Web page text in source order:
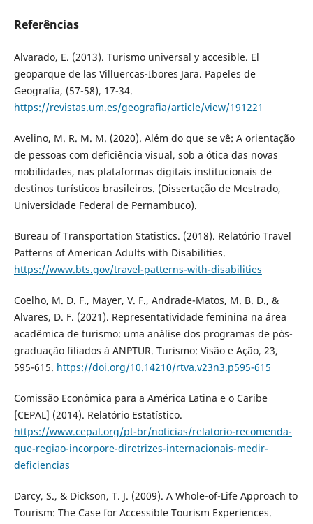
Referências
Alvarado, E. (2013). Turismo universal y accesible. El
geoparque de las Villuercas-Ibores Jara. Papeles de
Geografía, (57-58), 17-34.
https://revistas.um.es/geografia/article/view/191221
Avelino, M. R. M. M. (2020). Além do que se vê: A orientação
de pessoas com deficiência visual, sob a ótica das novas
mobilidades, nas plataformas digitais institucionais de
destinos turísticos brasileiros. (Dissertação de Mestrado,
Universidade Federal de Pernambuco).
Bureau of Transportation Statistics. (2018). Relatório Travel
Patterns of American Adults with Disabilities.
https://www.bts.gov/travel-patterns-with-disabilities
Coelho, M. D. F., Mayer, V. F., Andrade-Matos, M. B. D., &
Alvares, D. F. (2021). Representatividade feminina na área
acadêmica de turismo: uma análise dos programas de pós-
graduação filiados à ANPTUR. Turismo: Visão e Ação, 23,
595-615. https://doi.org/10.14210/rtva.v23n3.p595-615
Comissão Econômica para a América Latina e o Caribe
[CEPAL] (2014). Relatório Estatístico.
https://www.cepal.org/pt-br/noticias/relatorio-recomenda-
que-regiao-incorpore-diretrizes-internacionais-medir-
deficiencias
Darcy, S., & Dickson, T. J. (2009). A Whole-of-Life Approach to
Tourism: The Case for Accessible Tourism Experiences.